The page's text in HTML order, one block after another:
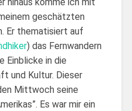
hinaus komme ich mit
geschätzten
Er thematisiert auf
) das Fernwandern
Einblicke in die
und Kultur. Dieser
Mittwoch seine
Es war mir ein